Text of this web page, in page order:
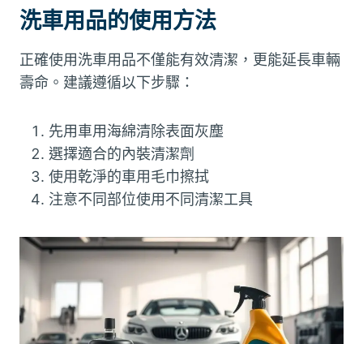
洗車用品的使用方法
正確使用洗車用品不僅能有效清潔，更能延長車輛
壽命。建議遵循以下步驟：
先用車用海綿清除表面灰塵
選擇適合的內裝清潔劑
使用乾淨的車用毛巾擦拭
注意不同部位使用不同清潔工具